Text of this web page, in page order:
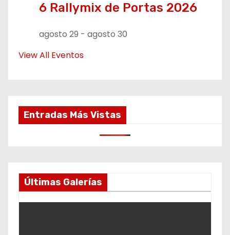
6 Rallymix de Portas 2026
agosto 29 - agosto 30
View All Eventos
Entradas Más Vistas
Últimas Galerías